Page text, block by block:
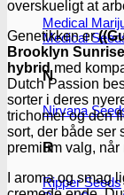
Medical
Medical
N
Nirvana
R
Ripper Seeds
overskueligt at
Genetikken er
Brooklyn
hybridmed
Dutch Passion
sorter i deres
trichomer og den
sort, der både ser
premium valg,
I aroma og smag